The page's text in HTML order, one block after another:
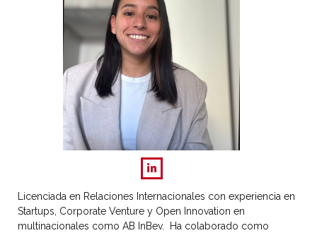
Licenciada en Relaciones Internacionales con experiencia en
Startups, Corporate Venture y Open Innovation en
multinacionales como AB InBev. Ha colaborado como